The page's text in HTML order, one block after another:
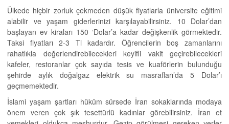
Ülkede hiçbir zorluk çekmeden düşük fiyatlarla üniversite eğitimi
alabilir ve yaşam giderlerinizi karşılayabilirsiniz. 10 Dolar’dan
başlayan ev kiraları 150 ‘Dolar’a kadar değişkenlik görmektedir.
Taksi fiyatları 2-3 Tl kadardır. Öğrencilerin boş zamanlarını
rahatlıkla değerlendirebilecekleri keyifli vakit geçirebilecekleri
kafeler, restoranlar çok sayıda tesis ve kuaförlerin bulunduğu
şehirde aylık doğalgaz elektrik su masrafları’da 5 Dolar’ı
geçmemektedir.
İslami yaşam şartları hüküm sürsede İran sokaklarında modaya
önem veren çok şık tesettürlü kadınlar görebilirsiniz. İran et